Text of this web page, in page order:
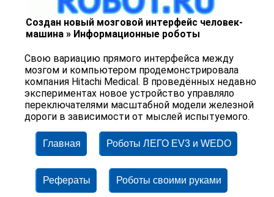
Создан новый мозговой интерфейс человек-
машина » Информационные роботы
Свою вариацию прямого интерфейса между
мозгом и компьютером продемонстрировала
компания Hitachi Medical. В проведённых недавно
экспериментах новое устройство управляло
переключателями масштабной модели железной
дороги в зависимости от мыслей испытуемого.
Главная Роботы ЛЕГО EV3 и WEDO
Рефераты Роботы своими руками